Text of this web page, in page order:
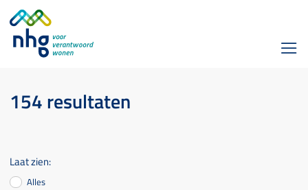
154 resultaten
Laat zien:
Alles